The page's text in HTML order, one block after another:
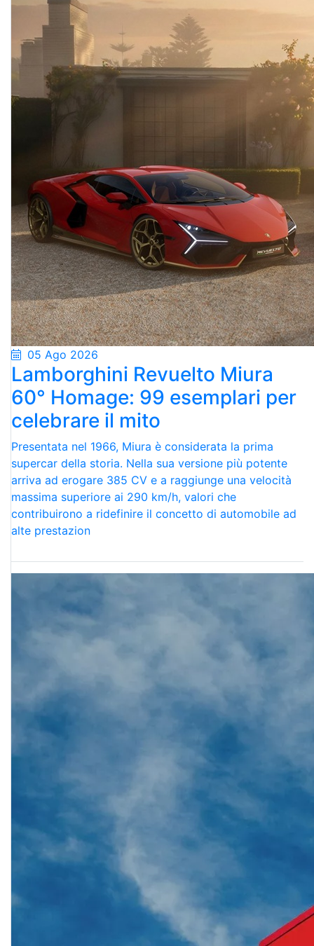
05 Ago 2026
Lamborghini Revuelto Miura
60° Homage: 99 esemplari per
celebrare il mito
Presentata nel 1966, Miura è considerata la prima
supercar della storia. Nella sua versione più potente
arriva ad erogare 385 CV e a raggiunge una velocità
massima superiore ai 290 km/h, valori che
contribuirono a ridefinire il concetto di automobile ad
alte prestazion